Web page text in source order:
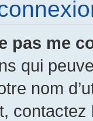
pas me
qui
nom